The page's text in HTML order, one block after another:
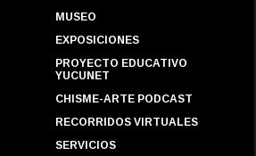
MUSEO
EXPOSICIONES
PROYECTO EDUCATIVO
YUCUNET
CHISME-ARTE PODCAST
RECORRIDOS VIRTUALES
SERVICIOS